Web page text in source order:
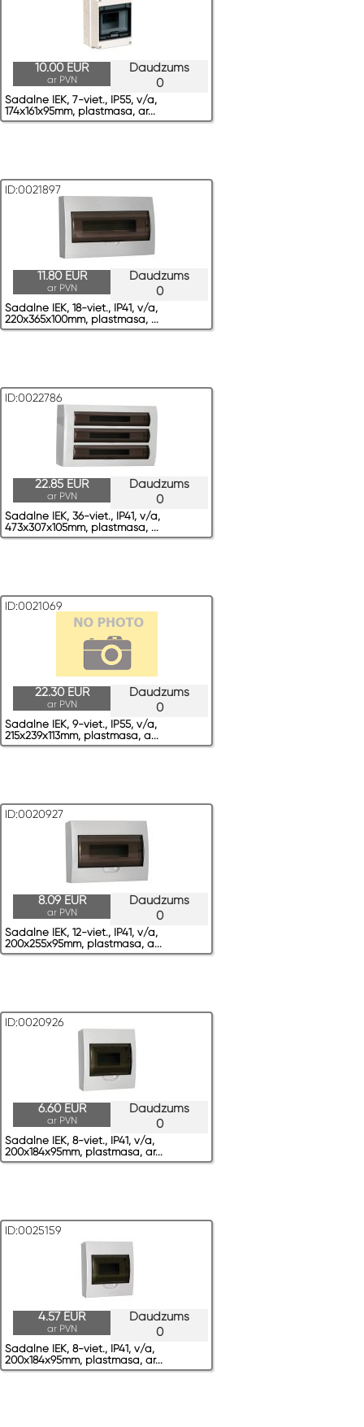
Daudzums
0
10.00 EUR
ar PVN
Sadalne IEK, 7-viet., IP55, v/a,
174x161x95mm, plastmasa, ar...
ID:0021897
Daudzums
0
11.80 EUR
ar PVN
Sadalne IEK, 18-viet., IP41, v/a,
220x365x100mm, plastmasa, ...
ID:0022786
Daudzums
0
22.85 EUR
ar PVN
Sadalne IEK, 36-viet., IP41, v/a,
473x307x105mm, plastmasa, ...
ID:0021069
Daudzums
0
22.30 EUR
ar PVN
Sadalne IEK, 9-viet., IP55, v/a,
215x239x113mm, plastmasa, a...
ID:0020927
Daudzums
0
8.09 EUR
ar PVN
Sadalne IEK, 12-viet., IP41, v/a,
200x255x95mm, plastmasa, a...
ID:0020926
Daudzums
0
6.60 EUR
ar PVN
Sadalne IEK, 8-viet., IP41, v/a,
200x184x95mm, plastmasa, ar...
ID:0025159
Daudzums
0
4.57 EUR
ar PVN
Sadalne IEK, 8-viet., IP41, v/a,
200x184x95mm, plastmasa, ar...